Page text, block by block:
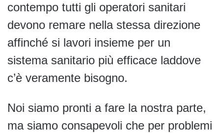
contempo tutti gli operatori sanitari
devono remare nella stessa direzione
affinché si lavori insieme per un
sistema sanitario più efficace laddove
c’è veramente bisogno.
Noi siamo pronti a fare la nostra parte,
ma siamo consapevoli che per problemi